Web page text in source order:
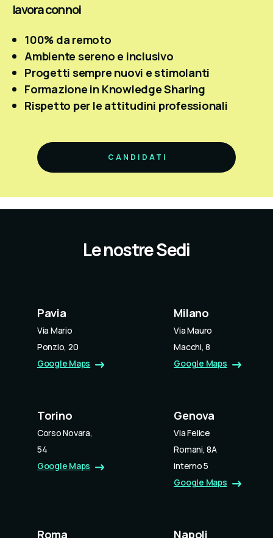
lavora con noi
100% da remoto
Ambiente sereno e inclusivo
Progetti sempre nuovi e stimolanti
Formazione in Knowledge Sharing
Rispetto per le attitudini professionali
CANDIDATI
Le nostre Sedi
Pavia
Via Mario
Ponzio, 20
Google Maps
Milano
Via Mauro
Macchi, 8
Google Maps
Torino
Corso Novara,
54
Google Maps
Genova
Via Felice
Romani, 8A
interno 5
Google Maps
Roma Napoli